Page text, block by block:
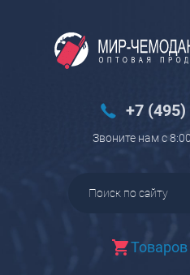
+7
Звоните нам с
Товаров
Вход
Багаж
Пилоты